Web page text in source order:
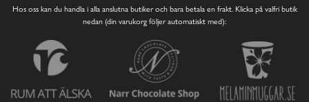
Hos oss kan du handla i alla anslutna butiker och bara betala en frakt. Klicka på valfri butik
nedan (din varukorg följer automatiskt med):